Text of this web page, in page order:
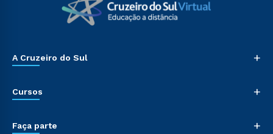
A Cruzeiro do Sul +
Cursos +
Faça parte +